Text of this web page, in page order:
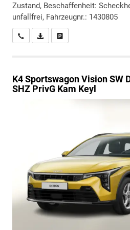
Zustand, Beschaffenheit:
unfallfrei, Fahrzeugnr.: 1430805
Wir rufen Sie anPDF-Datei, Fahrzeugexposé
K4 SportswagonVision SW
SHZ PrivG Kam Keyl